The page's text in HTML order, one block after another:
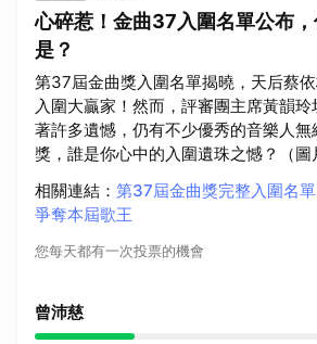
心碎惹！金曲37入圍名單公布
是？
第37屆金曲獎入圍名單揭曉，天后蔡
入圍大贏家！然而，評審團主席黃韻
著許多遺憾，仍有不少優秀的音樂人無
獎，誰是你心中的入圍遺珠之憾？（圖
相關連結 ： 第37屆金曲獎完整入圍名
爭奪本屆歌王
您每天都有一次投票的機會
曾沛慈